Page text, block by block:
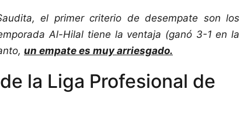
el primer criterio de desempate son los
Al-Hilal tiene la ventaja (ganó 3-1 en la
un empate es muy arriesgado.
la Liga Profesional de